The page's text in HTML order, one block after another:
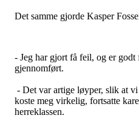
Det samme gjorde Kasper
- Jeg har gjort få feil, og er godt
gjennomført.
- Det var artige løyper, slik at
koste meg virkelig, fortsatte
herreklassen.